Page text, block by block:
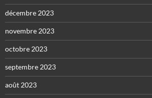
décembre 2023
novembre 2023
octobre 2023
septembre 2023
août 2023